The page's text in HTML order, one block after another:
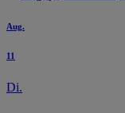
Aug.
11
Di.